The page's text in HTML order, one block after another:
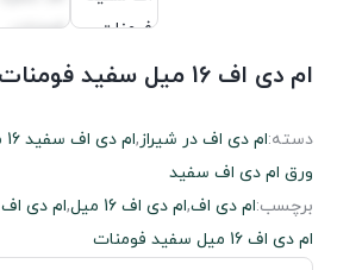
ام دی اف 16 میل سفید فومنات366*183
دسته:ام دی اف در شیراز,ام دی اف سفید 16 میل
ورق ام‌ دی‌ اف سفید
برچسب:ام دی اف,ام دی اف 16 میل ,ام دی اف 16 میل سفید
ام دی اف 16 میل سفید فومنات